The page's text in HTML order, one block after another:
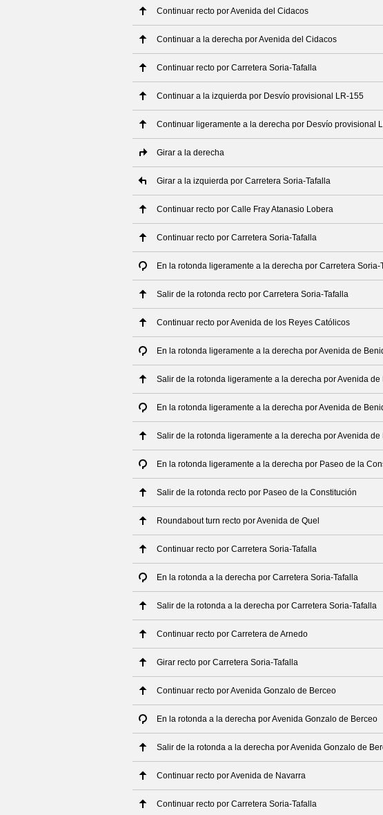
Continuar recto por Avenida del Cidacos
Continuar a la derecha por Avenida del Cidacos
Continuar recto por Carretera Soria-Tafalla
Continuar a la izquierda por Desvío provisional LR-155
Continuar ligeramente a la derecha por Desvío provisional
Girar a la derecha
Girar a la izquierda por Carretera Soria-Tafalla
Continuar recto por Calle Fray Atanasio Lobera
Continuar recto por Carretera Soria-Tafalla
En la rotonda ligeramente a la derecha por Carretera Soria-
Salir de la rotonda recto por Carretera Soria-Tafalla
Continuar recto por Avenida de los Reyes Católicos
En la rotonda ligeramente a la derecha por Avenida de
Salir de la rotonda ligeramente a la derecha por Avenida de
En la rotonda ligeramente a la derecha por Avenida de
Salir de la rotonda ligeramente a la derecha por Avenida de
En la rotonda ligeramente a la derecha por Paseo de la
Salir de la rotonda recto por Paseo de la Constitución
Roundabout turn recto por Avenida de Quel
Continuar recto por Carretera Soria-Tafalla
En la rotonda a la derecha por Carretera Soria-Tafalla
Salir de la rotonda a la derecha por Carretera Soria-Tafalla
Continuar recto por Carretera de Arnedo
Girar recto por Carretera Soria-Tafalla
Continuar recto por Avenida Gonzalo de Berceo
En la rotonda a la derecha por Avenida Gonzalo de Berceo
Salir de la rotonda a la derecha por Avenida Gonzalo de
Continuar recto por Avenida de Navarra
Continuar recto por Carretera Soria-Tafalla